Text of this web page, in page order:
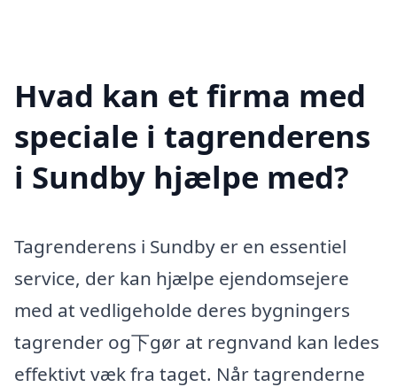
Hvad kan et firma med
speciale i tagrenderens
i Sundby hjælpe med?
Tagrenderens i Sundby er en essentiel
service, der kan hjælpe ejendomsejere
med at vedligeholde deres bygningers
tagrender og下gør at regnvand kan ledes
effektivt væk fra taget. Når tagrenderne